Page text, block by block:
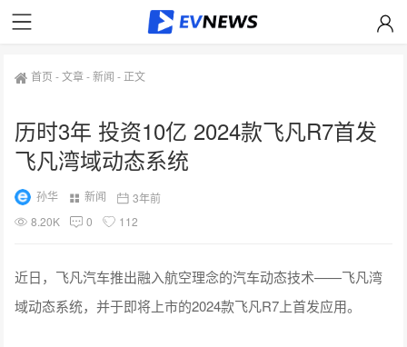
首页 -文章-新闻 - 正文
历时3年 投资10亿 2024款飞凡R7首发
飞凡湾域动态系统
孙华 新闻
3年前
8.20K
0 112
近日，飞凡汽车推出融入航空理念的汽车动态技术——飞凡湾
域动态系统，并于即将上市的2024款飞凡R7上首发应用。